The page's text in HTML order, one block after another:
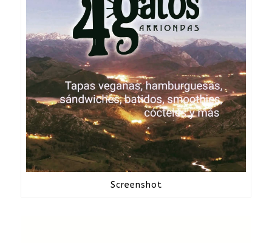
Screenshot